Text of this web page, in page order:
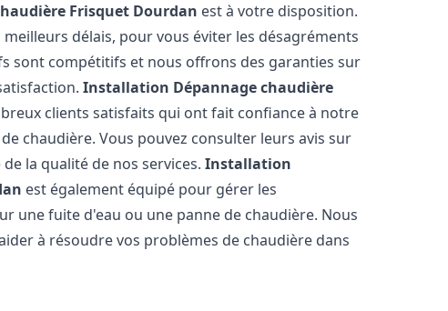
Frisquet Dourdan est à votre disposition.
délais, pour vous éviter les désagréments
sont compétitifs et nous offrons des garanties sur
Installation Dépannage chaudière
clients satisfaits qui ont fait confiance à notre
chaudière. Vous pouvez consulter leurs avis sur
la qualité de nos services.Installation
est également équipé pour gérer les
une fuite d'eau ou une panne de chaudière. Nous
à résoudre vos problèmes de chaudière dans